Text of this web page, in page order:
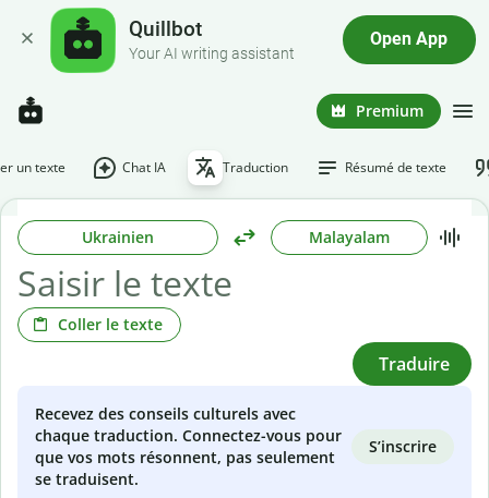
Quillbot
Your AI writing assistant
Open App
Premium
un texte Chat IA Traduction Résumé de texte
Ukrainien Malayalam
Coller le texte
Traduire
Recevez des conseils culturels avec
chaque traduction. Connectez-vous pour
que vos mots résonnent, pas seulement
se traduisent.
S’inscrire